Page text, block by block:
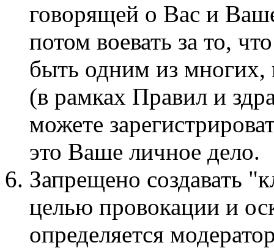
говорящей о Вас и
потом воевать за то,
быть одним из многих,
(в рамках Правил и
можете
это Ваше личное дело.
Запрещено создавать
целью провокации и
определяется